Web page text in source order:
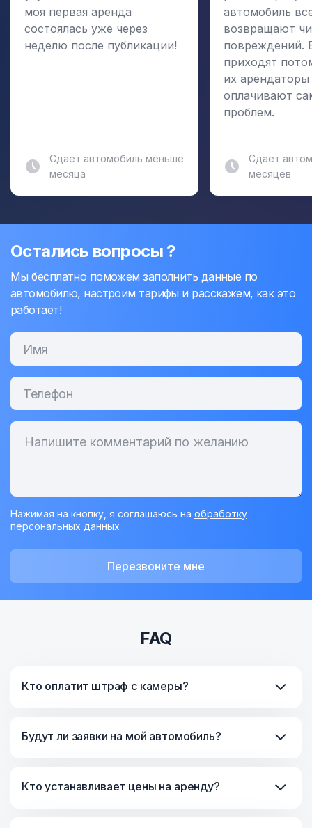
моя первая аренда
состоялась уже через
неделю после публикации!
Сдает автомобиль меньше
месяца
автомобиль
возвращают
повреждений.
приходят
их арендаторы
оплачивают
проблем.
Сдает
месяцев
Остались вопросы ?
Мы бесплатно поможем заполнить данные по
автомобилю, настроим тарифы и расскажем, как это
работает!
Нажимая на кнопку, я соглашаюсь на обработку
персональных данных
Перезвоните мне
FAQ
Кто оплатит штраф с камеры?
Будут ли заявки на мой автомобиль?
Кто устанавливает цены на аренду?